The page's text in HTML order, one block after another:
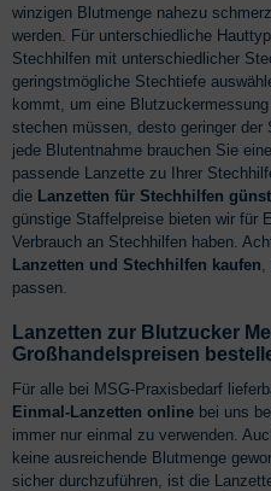
winzigen Blutmenge nahezu
werden. Für unterschiedliche
Stechhilfen mit unterschiedlicher
geringstmögliche Stechtiefe
kommt, um eine
stechen müssen, desto geringer
jede Blutentnahme brauchen Sie
passende Lanzette zu Ihrer
die Lanzetten für Stechhilfen
günstige Staffelpreise bieten wir für
Verbrauch an Stechhilfen haben.
Lanzetten und Stechhilfen kaufen
passen.
Lanzetten zur Blutzucker
Großhandelspreisen
Für alle bei MSG-Praxisbedarf
Einmal-Lanzetten online bei uns
immer nur einmal zu verwenden.
keine ausreichende Blutmenge
sicher durchzuführen, ist die